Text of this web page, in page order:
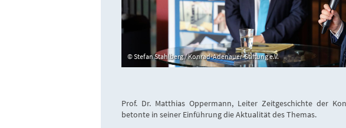
Stefan Stahlberg / Konrad-Adenauer-Stiftung e.V.
Prof. Dr. Matthias Oppermann, Leiter Zeitgeschichte der
betonte in seiner Einführung die Aktualität des Themas.